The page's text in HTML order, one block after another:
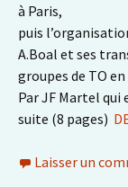
à Paris,
puis
A.Boal et ses
groupes de TO
Par JF Martel qui
suite (8 pages)
Laisser un